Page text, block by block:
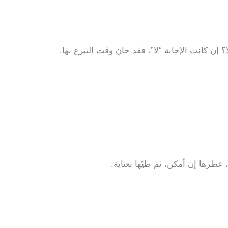
كانت الإجابة “لا”، فقد حان وقت التبرع بها.
إن أمكن، ثم طيّها بعناية.